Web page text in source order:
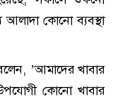
আলাদা কোনো ব্যবস্থা
’আমাদের খাবার
কোনো খাবার